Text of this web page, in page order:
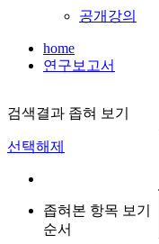
공개강의
home
연구보고서
검색결과 좁혀 보기
선택해제
좁혀본 항목 보기
순서